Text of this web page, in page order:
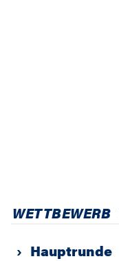
WETTBEWERB
› Hauptrunde